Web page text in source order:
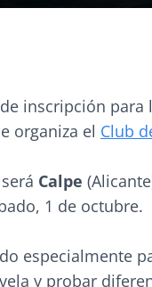
inscripción
organiza el Club
Calpe
1 de octubre.
especialmente
y probar